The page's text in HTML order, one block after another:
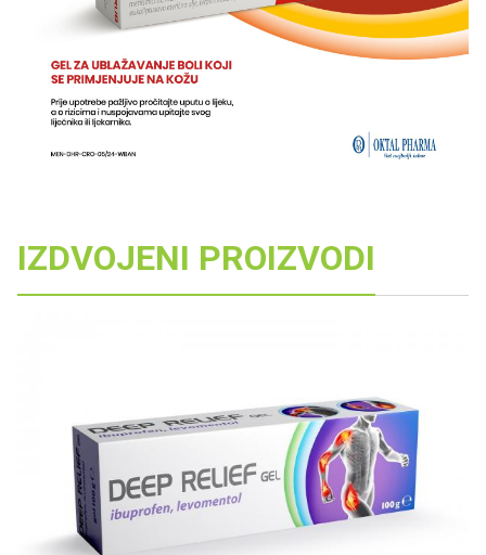
IZDVOJENI PROIZVODI